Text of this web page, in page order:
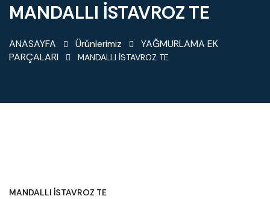
MANDALLI İSTAVROZ TE
ANASAYFA Ürünlerimiz
YAĞMURLAMA EK
PARÇALARI
MANDALLI İSTAVROZ TE
MANDALLI İSTAVROZ TE